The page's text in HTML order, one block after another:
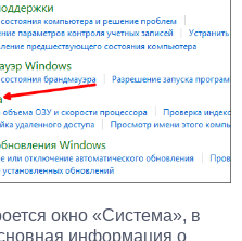
окно «Система», в
информация о